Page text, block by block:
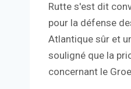
Rutte s'est dit
pour la défense
Atlantique sûr et
souligné que la
concernant le